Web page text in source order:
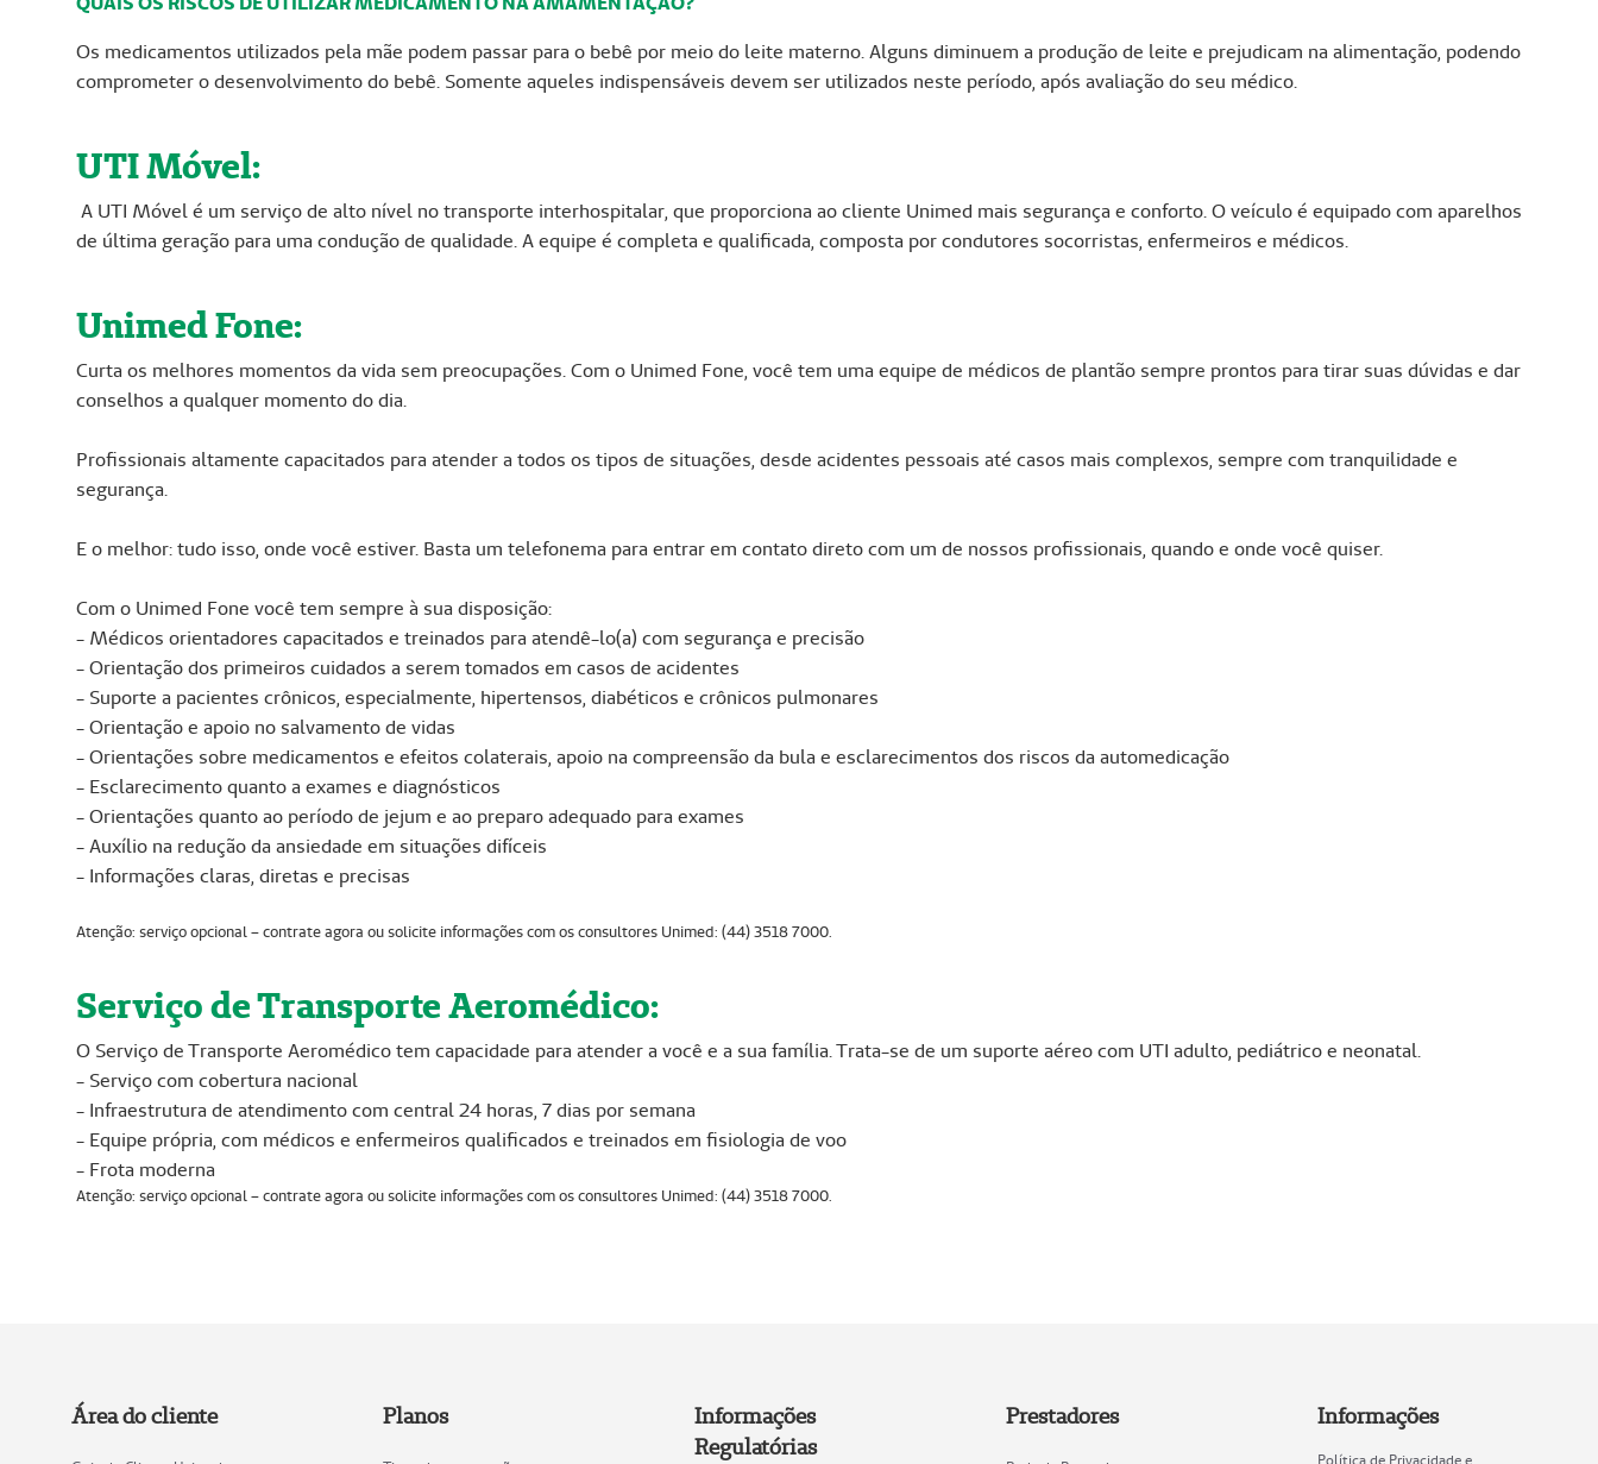
Os medicamentos utilizados pela mãe podem passar para o bebê por meio do leite materno. Alguns diminuem a produção de leite e prejudicam na alimentação, podendo
comprometer o desenvolvimento do bebê. Somente aqueles indispensáveis devem ser utilizados neste período, após avaliação do seu médico.
UTI Móvel:
A UTI Móvel é um serviço de alto nível no transporte interhospitalar, que proporciona ao cliente Unimed mais segurança e conforto. O veículo é equipado com aparelhos
de última geração para uma condução de qualidade. A equipe é completa e qualificada, composta por condutores socorristas, enfermeiros e médicos.
Unimed Fone:
Curta os melhores momentos da vida sem preocupações. Com o Unimed Fone, você tem uma equipe de médicos de plantão sempre prontos para tirar suas dúvidas e dar
conselhos a qualquer momento do dia.
Profissionais altamente capacitados para atender a todos os tipos de situações, desde acidentes pessoais até casos mais complexos, sempre com tranquilidade e
segurança.
E o melhor: tudo isso, onde você estiver. Basta um telefonema para entrar em contato direto com um de nossos profissionais, quando e onde você quiser.
Com o Unimed Fone você tem sempre à sua disposição:
- Médicos orientadores capacitados e treinados para atendê-lo(a) com segurança e precisão
- Orientação dos primeiros cuidados a serem tomados em casos de acidentes
- Suporte a pacientes crônicos, especialmente, hipertensos, diabéticos e crônicos pulmonares
- Orientação e apoio no salvamento de vidas
- Orientações sobre medicamentos e efeitos colaterais, apoio na compreensão da bula e esclarecimentos dos riscos da automedicação
- Esclarecimento quanto a exames e diagnósticos
- Orientações quanto ao período de jejum e ao preparo adequado para exames
- Auxílio na redução da ansiedade em situações difíceis
- Informações claras, diretas e precisas
Atenção: serviço opcional – contrate agora ou solicite informações com os consultores Unimed: (44) 3518 7000.
Serviço de Transporte Aeromédico:
O Serviço de Transporte Aeromédico tem capacidade para atender a você e a sua família. Trata-se de um suporte aéreo com UTI adulto, pediátrico e neonatal.
- Serviço com cobertura nacional
- Infraestrutura de atendimento com central 24 horas, 7 dias por semana
- Equipe própria, com médicos e enfermeiros qualificados e treinados em fisiologia de voo
- Frota moderna
Atenção: serviço opcional – contrate agora ou solicite informações com os consultores Unimed: (44) 3518 7000.
Área do cliente Planos
Informações
Regulatórias
Prestadores Informações
Política de Privacidade e